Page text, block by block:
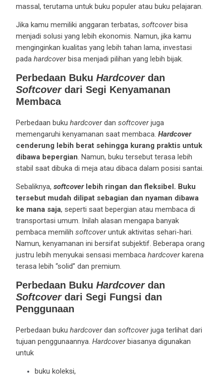
massal, terutama untuk buku populer atau buku pelajaran.
Jika kamu memiliki anggaran terbatas, softcoverbisa
menjadi solusi yang lebih ekonomis. Namun, jika kamu
menginginkan kualitas yang lebih tahan lama, investasi
pada hardcoverbisa menjadi pilihan yang lebih bijak.
Perbedaan Buku Hardcoverdan
Softcoverdari Segi Kenyamanan
Membaca
Perbedaan buku hardcoverdan softcoverjuga
memengaruhi kenyamanan saat membaca. Hardcover
cenderung lebih berat sehingga kurang praktis untuk
dibawa bepergian. Namun, buku tersebut terasa lebih
stabil saat dibuka di meja atau dibaca dalam posisi santai.
Sebaliknya, softcoverlebih ringan dan fleksibel. Buku
tersebut mudah dilipat sebagian dan nyaman dibawa
ke mana saja, seperti saat bepergian atau membaca di
transportasi umum. Inilah alasan mengapa banyak
pembaca memilih softcoveruntuk aktivitas sehari-hari.
Namun, kenyamanan ini bersifat subjektif. Beberapa orang
justru lebih menyukai sensasi membaca hardcoverkarena
terasa lebih “solid” dan premium.
Perbedaan Buku Hardcoverdan
Softcoverdari Segi Fungsi dan
Penggunaan
Perbedaan buku hardcoverdan softcoverjuga terlihat dari
tujuan penggunaannya. Hardcoverbiasanya digunakan
untuk
buku koleksi,